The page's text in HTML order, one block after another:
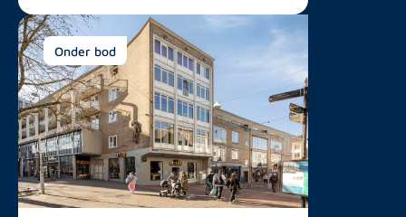
Onder bod